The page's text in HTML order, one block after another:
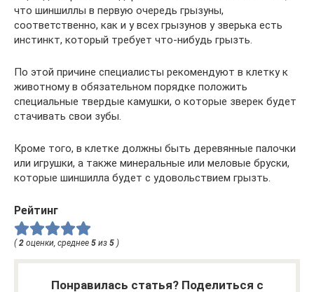
что шиншиллы в первую очередь грызуны,
соответственно, как и у всех грызунов у зверька есть
инстинкт, который требует что-нибудь грызть.
По этой причине специалисты рекомендуют в клетку к
животному в обязательном порядке положить
специальные твердые камушки, о которые зверек будет
стачивать свои зубы.
Кроме того, в клетке должны быть деревянные палочки
или игрушки, а также минеральные или меловые бруски,
которые шиншилла будет с удовольствием грызть.
Рейтинг
( 2 оценки, среднее 5 из 5 )
Понравилась статья? Поделиться с